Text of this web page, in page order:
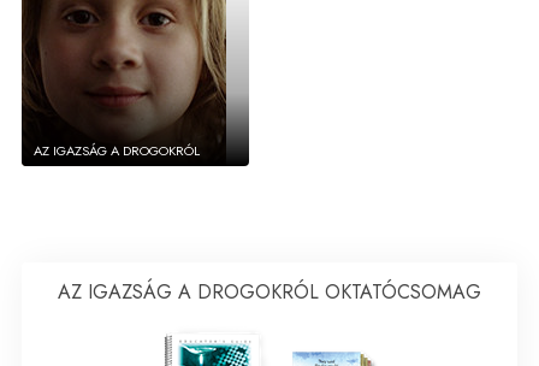
AZ IGAZSÁG A DROGOKRÓL
AZ IGAZSÁG A DROGOKRÓL OKTATÓCSOMAG